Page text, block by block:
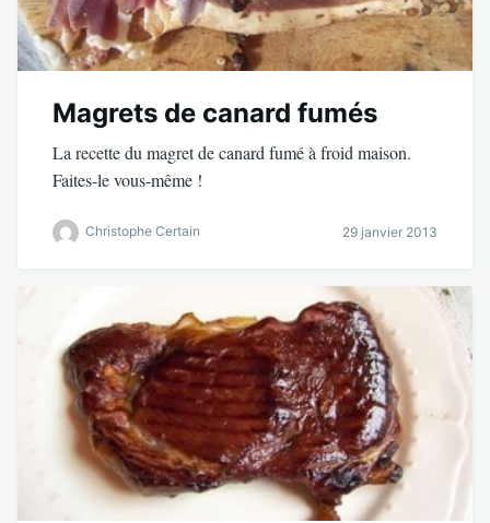
Magrets de canard fumés
La recette du magret de canard fumé à froid maison.
Faites-le vous-même !
Christophe Certain 29 janvier 2013